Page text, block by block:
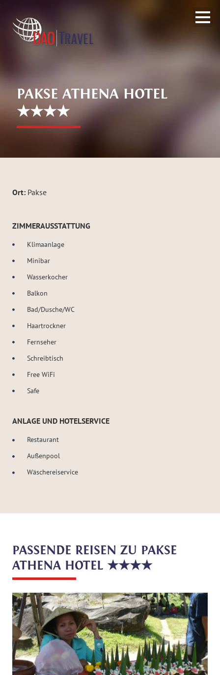
PAKSE ATHENA HOTEL
★★★★
Ort: Pakse
ZIMMERAUSSTATTUNG
Klimaanlage
Minibar
Wasserkocher
Balkon
Bad/Dusche/WC
Haartrockner
Fernseher
Schreibtisch
Free WiFi
Safe
ANLAGE UND HOTELSERVICE
Restaurant
Außenpool
Wäschereiservice
PASSENDE REISEN ZU PAKSE
ATHENA HOTEL ★★★★